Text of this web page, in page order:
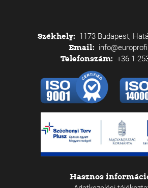
Székhely: 1173 Budapest,
Email:
Telefonszám: +36 1
Hasznos